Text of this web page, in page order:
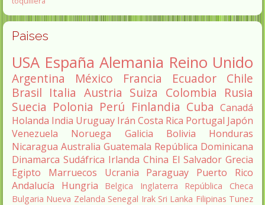
Paises
USA España Alemania Reino Unido
Argentina México Francia Ecuador
Chile
Brasil Italia Austria Suiza Colombia Rusia
Suecia Polonia Perú Finlandia Cuba Canadá
Holanda India Uruguay Irán Costa Rica Portugal Japón
Venezuela
Noruega Galicia Bolivia
Honduras
Nicaragua Australia Guatemala República Dominicana
Dinamarca Sudáfrica Irlanda China El Salvador Grecia
Egipto
Marruecos Ucrania Paraguay
Puerto Rico
Andalucía
Hungria Belgica Inglaterra
República Checa
Bulgaria Nueva Zelanda Senegal Irak Sri Lanka Filipinas Tunez